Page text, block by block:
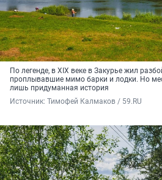
По легенде, в XIX веке в Закурье жил
проплывавшие мимо барки и лодки. Но
лишь придуманная история
Источник: Тимофей Калмаков / 59.RU